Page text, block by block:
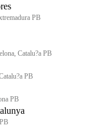
PB
Catalu?a PB
PB
PB